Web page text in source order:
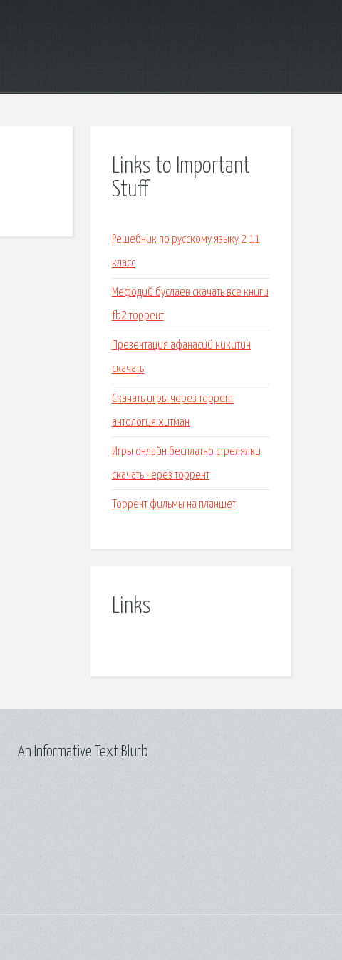
Links to Important
Stuff
Решебник по русскому языку 2 11
класс
Мефодий буслаев скачать все книги
fb2 торрент
Презентация афанасий никитин
скачать
Скачать игры через торрент
антология хитман
Игры онлайн бесплатно стрелялки
скачать через торрент
Торрент фильмы на планшет
Links
An Informative Text Blurb